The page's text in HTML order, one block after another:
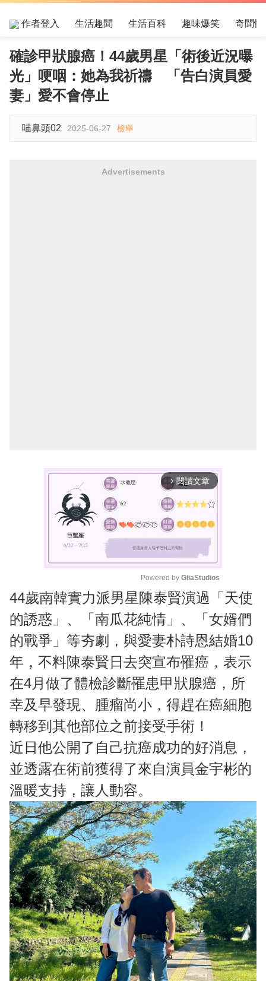
作者登入 生活趣聞 生活百科 趣味爆笑 奇聞怪
確診甲狀腺癌！44歲男星「術後近況曝
光」哽咽：她為我祈禱 「告白演員愛
妻」愛不會停止
喵鼻頭02 2025-06-27 檢舉
Advertisements
arrow_forward_ios 閱讀文章
M
t
e
Powered by GliaStudios
44歲南韓實力派男星陳泰賢演過「天使
的誘惑」、「南瓜花純情」、「女婿們
的戰爭」等夯劇，與愛妻朴詩恩結婚10
年，不料陳泰賢日去突宣布罹癌，表示
在4月做了體檢診斷罹患甲狀腺癌，所
幸及早發現、腫瘤尚小，得趕在癌細胞
轉移到其他部位之前接受手術！
近日他公開了自己抗癌成功的好消息，
並透露在術前獲得了來自演員金宇彬的
溫暖支持，讓人動容。